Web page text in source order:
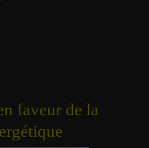
faveur de la